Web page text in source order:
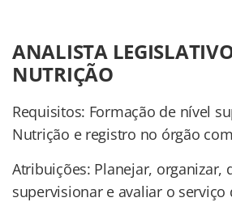
ANALISTA
NUTRIÇÃO
Requisitos: Formação de nível
Nutrição e registro no órgão
Atribuições: Planejar, organizar,
supervisionar e avaliar o serviço